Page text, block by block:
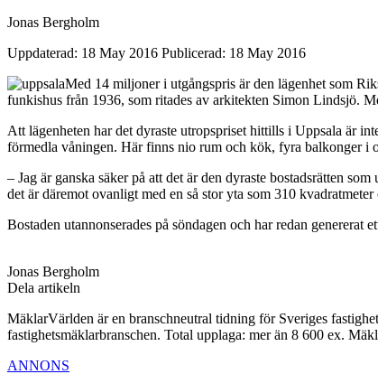
Jonas Bergholm
Uppdaterad: 18 May 2016 Publicerad: 18 May 2016
Med 14 miljoner i utgångspris är den lägenhet som
funkishus från 1936, som ritades av arkitekten Simon Lindsjö.
Att lägenheten har det dyraste utropspriset hittills i Uppsala är
förmedla våningen. Här finns nio rum och kök, fyra balkonger i
– Jag är ganska säker på att det är den dyraste bostadsrätten
det är däremot ovanligt med en så stor yta som 310
Bostaden utannonserades på söndagen och har redan genererat
Jonas Bergholm
Dela artikeln
MäklarVärlden är en branschneutral tidning för Sveriges
fastighetsmäklarbranschen. Total upplaga: mer än 8 600 ex.
ANNONS